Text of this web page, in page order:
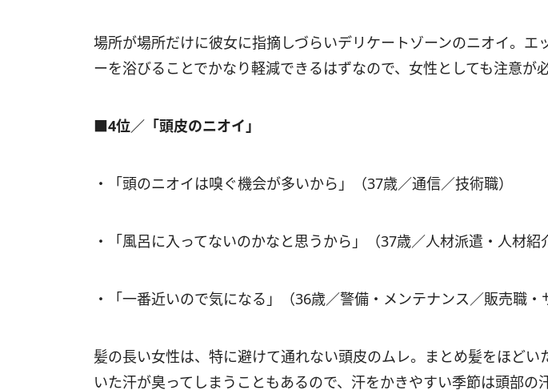
場所が場所だけに彼女に指摘しづらいデリケートゾーンのニオイ。エ
ーを浴びることでかなり軽減できるはずなので、女性としても注意が
■4位／「頭皮のニオイ」
・「頭のニオイは嗅ぐ機会が多いから」（37歳／通信／技術職）
・「風呂に入ってないのかなと思うから」（37歳／人材派遣・人材紹
・「一番近いので気になる」（36歳／警備・メンテナンス／販売職・
髪の長い女性は、特に避けて通れない頭皮のムレ。まとめ髪をほどい
いた汗が臭ってしまうこともあるので、汗をかきやすい季節は頭部の